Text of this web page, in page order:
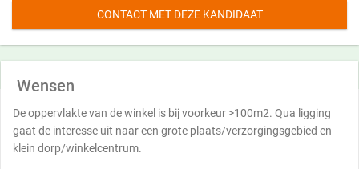
CONTACT MET DEZE KANDIDAAT
Wensen
De oppervlakte van de winkel is bij voorkeur >100m2. Qua ligging
gaat de interesse uit naar een grote plaats/verzorgingsgebied en
klein dorp/winkelcentrum.